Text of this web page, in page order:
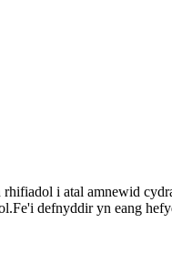
i atal amnewid
defnyddir yn eang